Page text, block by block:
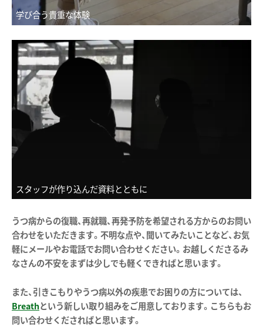
学び合う貴重な体験
スタッフが作り込んだ資料とともに
うつ病からの復職、再就職、再発予防を希望される方からのお問い
合わせをいただきます。不明な点や、聞いてみたいことなど、お気
軽にメールやお電話でお問い合わせください。お越しくださるみ
なさんの不安をまずは少しでも軽くできればと思います。
また、引きこもりやうつ病以外の疾患でお困りの方については、
Breathという新しい取り組みをご用意しております。こちらもお
問い合わせくださればと思います。